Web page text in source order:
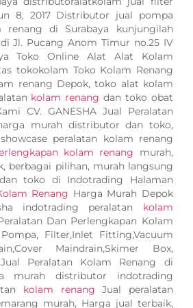
8, 2017 Distributor jual pompa
di Surabaya kunjungilah
Jl. Pucang Anom Timur no.25 IV
Toko Online Alat Alat Kolam
tokokolam Toko Kolam Renang
renang Depok, toko alat kolam
kolam renang dan toko obat
CV. GANESHA Jual Peralatan
murah distributor dan toko,
peralatan kolam renang
kolam renang murah,
berbagai pilihan, murah langsung
toko di Indotrading Halaman
Renang Harga Murah Depok
indotrading peralatan kolam
Dan Perlengkapan Kolam
Filter,Inlet Fitting,Vacuum
Maindrain,Skimer Box,
Peralatan Kolam Renang di
murah distributor indotrading
kolam renang Jual peralatan
murah, Harga jual terbaik,